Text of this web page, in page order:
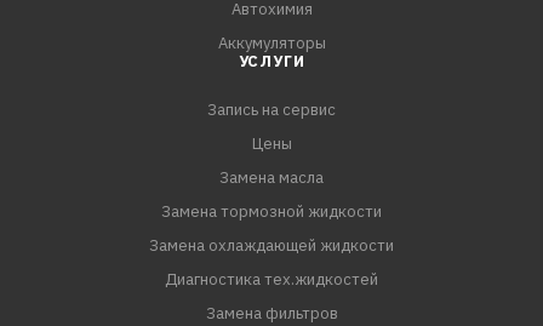
Автохимия
Аккумуляторы
УСЛУГИ
Запись на сервис
Цены
Замена масла
Замена тормозной жидкости
Замена охлаждающей жидкости
Диагностика тех.жидкостей
Замена фильтров